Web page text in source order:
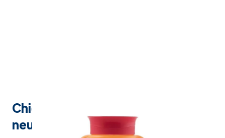
Chicco tazza perfectcup
neutro12m+